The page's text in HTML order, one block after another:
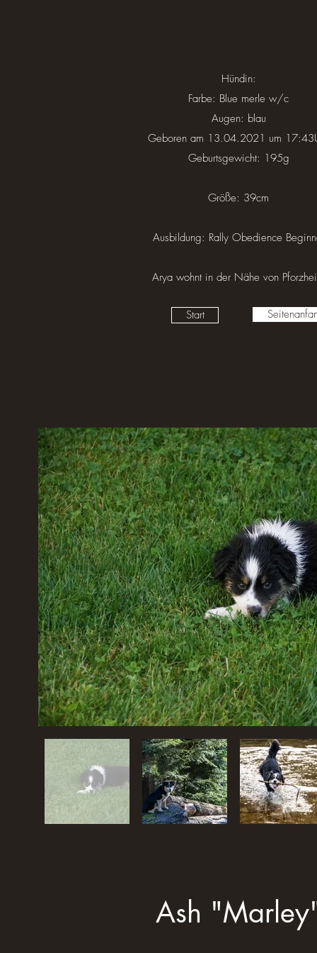
Hündin:
Farbe: Blue merle w/c
Augen: blau
Geboren am 13.04.2021 um
Geburtsgewicht: 195g
Größe: 39cm
Ausbildung: Rally Obedience
Arya wohnt in der Nähe von
Start
Ash